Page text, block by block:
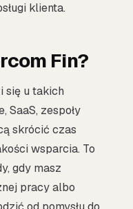
klienta.
Fin?
się u takich
SaaS, zespoły
skrócić czas
wsparcia. To
gdy masz
pracy albo